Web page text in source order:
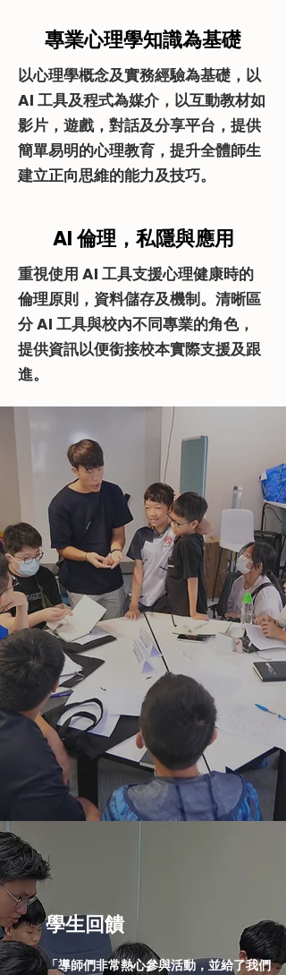
專業心理學知識為基礎
以心理學概念及實務經驗為基礎，以
AI 工具及程式為媒介，以互動教材如
影片，遊戲，對話及分享平台，提供
簡單易明的心理教育，提升全體師生
建立正向思維的能力及技巧。
AI 倫理，私隱與應用
重視使用 AI 工具支援心理健康時的
倫理原則，資料儲存及機制。清晰區
分 AI 工具與校內不同專業的角色，
提供資訊以便銜接校本實際支援及跟
進。
​學生回饋
「導師們非常熱心參與活動，並給了我們